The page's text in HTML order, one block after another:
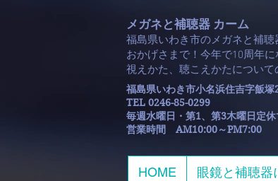
メガネと補聴器 カーム
福島県いわき市のメガネと補聴
おかげさまで！今年で10周年に
視えかた、聴こえかたについて
HOME 眼鏡と補聴器
福島県いわき市小名浜住吉字飯塚
TEL 0246-85-0299
毎週水曜日・第1、第3木曜日定
​営業時間 AM10:00～PM7:00